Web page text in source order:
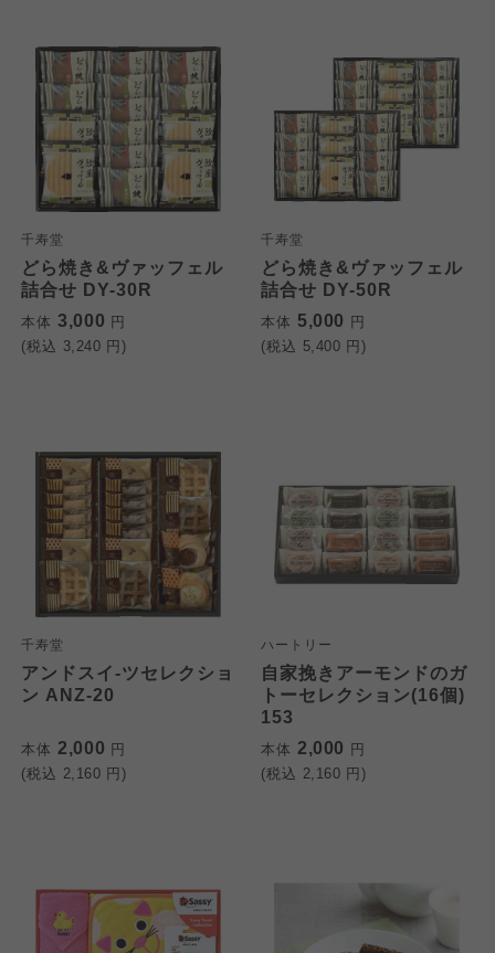
千寿堂
どら焼き&ヴァッフェル
詰合せ DY-30R
本体 3,000 円
(税込 3,240 円)
千寿堂
どら焼き&ヴァッフェル
詰合せ DY-50R
本体 5,000 円
(税込 5,400 円)
千寿堂
アンドスイ-ツセレクショ
ン ANZ-20
本体 2,000 円
(税込 2,160 円)
ハートリー
自家挽きアーモンドのガ
トーセレクション(16個)
153
本体 2,000 円
(税込 2,160 円)